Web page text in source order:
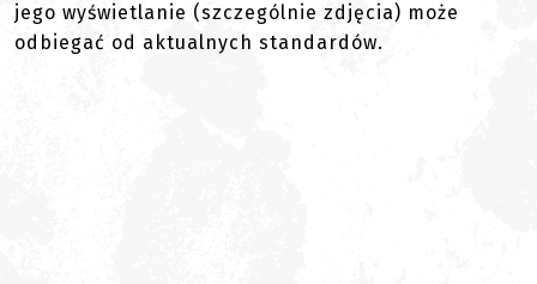
jego wyświetlanie (szczególnie zdjęcia) może
odbiegać od aktualnych standardów.